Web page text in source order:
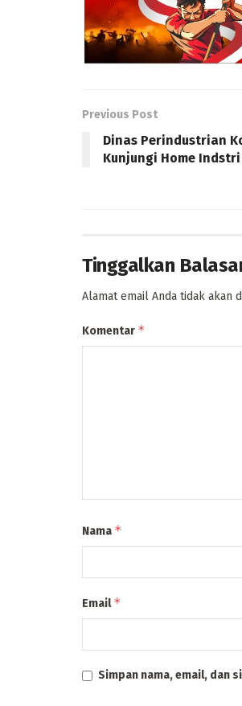
Previous Post
Dinas Perindustrian
Kunjungi Home Indstri
Tinggalkan
Alamat email Anda tidak akan
Komentar *
Nama *
Email*
Simpan nama, email, dan